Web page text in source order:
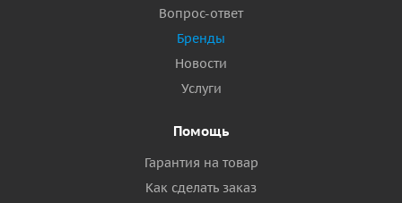
Вопрос-ответ
Бренды
Новости
Услуги
Помощь
Гарантия на товар
Как сделать заказ